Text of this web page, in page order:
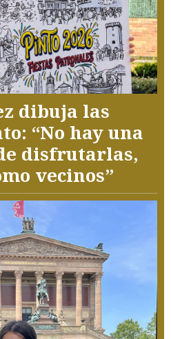
dibuja las
“No hay una
disfrutarlas,
vecinos”